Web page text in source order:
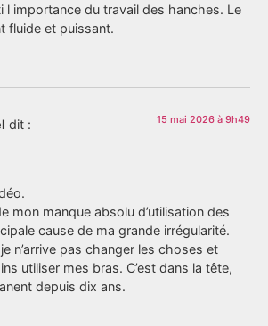
l importance du travail des hanches. Le
fluide et puissant.
dit : 15 mai 2026 à 9h49
mon manque absolu d’utilisation des
cause de ma grande irrégularité.
n’arrive pas changer les choses et
utiliser mes bras. C’est dans la tête,
depuis dix ans.